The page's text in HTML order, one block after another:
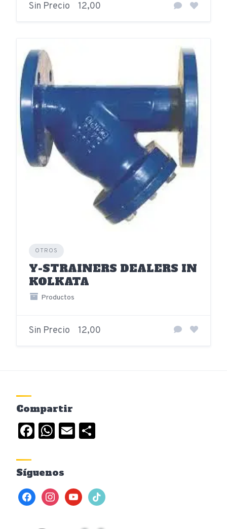
Sin Precio 12,00
OTROS
Y-STRAINERS DEALERS IN
KOLKATA
Productos
Sin Precio 12,00
Compartir
Facebook
WhatsApp
Email
Síguenos
facebookinstagramyoutubetiktok